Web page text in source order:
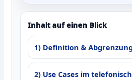
Inhalt auf einen Blick
1) Definition &
2) Use Cases im